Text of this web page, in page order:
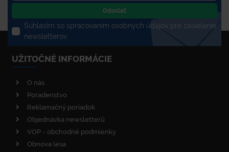
Odoslať
Súhlasím so spracovaním osobných údajov pre zasielanie
newsletterov
UŽITOČNÉ INFORMÁCIE
O nás
Poradenstvo
Reklamačný poriadok
Objednávka newsletterů
VOP - obchodné podmienky
Obnova lesa